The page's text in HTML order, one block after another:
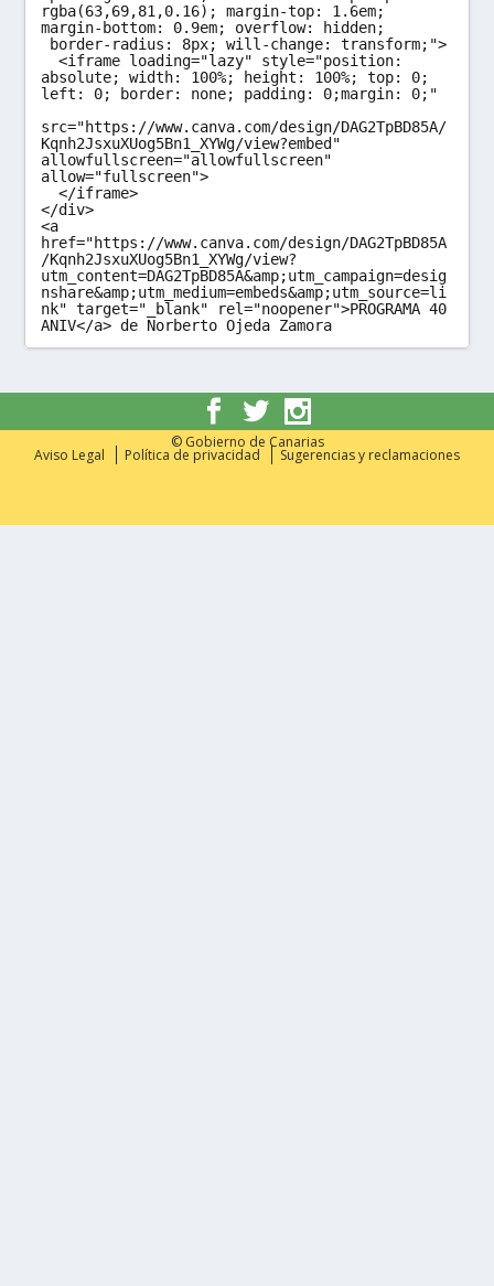
rgba(63,69,81,0.16); margin-top: 1.6em;
margin-bottom: 0.9em; overflow: hidden;
  <iframe loading="lazy" style="position:
absolute; width: 100%; height: 100%; top: 0;
left: 0; border: none; padding: 0;margin: 0;"
src="https://www.canva.com/design/DAG2TpBD85A/
Kqnh2JsxuXUog5Bn1_XYWg/view?embed"
allowfullscreen="allowfullscreen"
allow="fullscreen">
  </iframe>
</div>
<a
href="https://www.canva.com/design/DAG2TpBD85A
/Kqnh2JsxuXUog5Bn1_XYWg/view?
utm_content=DAG2TpBD85A&amp;utm_campaign=desig
nshare&amp;utm_medium=embeds&amp;utm_source=li
nk" target="_blank" rel="noopener">PROGRAMA 40
ANIV</a> de Norberto Ojeda Zamora
© Gobierno de Canarias
Aviso Legal Política de privacidad Sugerencias y reclamaciones